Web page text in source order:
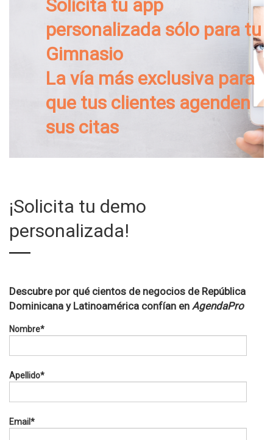
Solicita tu app
personalizada sólo para tu
Gimnasio
La vía más exclusiva para
que tus clientes agenden
sus citas
¡Solicita tu demo
personalizada!
Descubre por qué cientos de negocios de República
Dominicana y Latinoamérica confían en AgendaPro
Nombre*
Apellido*
Email*